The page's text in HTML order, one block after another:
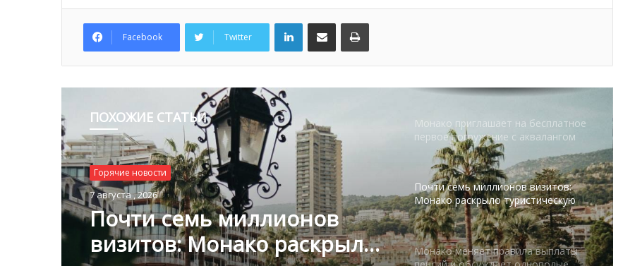
Facebook Twitter
LinkedInПоделиться по электронной почте Распечатать
ПОХОЖИЕ СТАТЬИ
Горячие новости
7 августа , 2026
Почти семь миллионов
визитов: Монако раскрыло
Шарлен посетили 77-й Бал
паузой
Монако приглашает на бесплатное
первое погружение с аквалангом
Почти семь миллионов визитов:
Монако раскрыло туристическую
статистику
Монако меняет правила выплаты